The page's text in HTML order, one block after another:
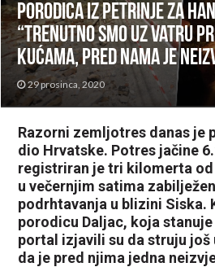
Porodica iz Petrinje za
“Trenutno smo uz vatru
kućama, pred nama je
29 prosinca, 2020
Razorni zemljotres danas je
dio Hrvatske. Potres jačine
registriran je tri kilomerta
u večernjim satima
podrhtavanja u blizini Siska.
porodicu Daljac, koja
portal izjavili su da struju još
da je pred njima jedna